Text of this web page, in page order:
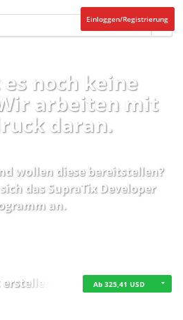
Einloggen/Registrierung
noch keine
arbeiten mit
daran.
wollen diese bereitstellen?
das SupraTix Developer
an.
Ab 325,41 USD